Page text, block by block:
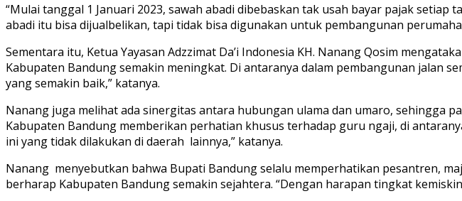
“Mulai tanggal 1 Januari 2023, sawah abadi dibebaskan tak usah bayar pajak
abadi itu bisa dijualbelikan, tapi tidak bisa digunakan untuk pembangunan
Sementara itu, Ketua Yayasan Adzzimat Da’i Indonesia KH. Nanang Qosim
Kabupaten Bandung semakin meningkat. Di antaranya dalam pembangunan jalan
yang semakin baik,” katanya.
Nanang juga melihat ada sinergitas antara hubungan ulama dan umaro, sehingga
Kabupaten Bandung memberikan perhatian khusus terhadap guru ngaji, di
ini yang tidak dilakukan di daerah lainnya,” katanya.
Nanang menyebutkan bahwa Bupati Bandung selalu memperhatikan pesantren,
berharap Kabupaten Bandung semakin sejahtera. “Dengan harapan tingkat